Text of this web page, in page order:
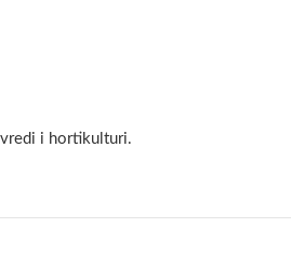
i hortikulturi.